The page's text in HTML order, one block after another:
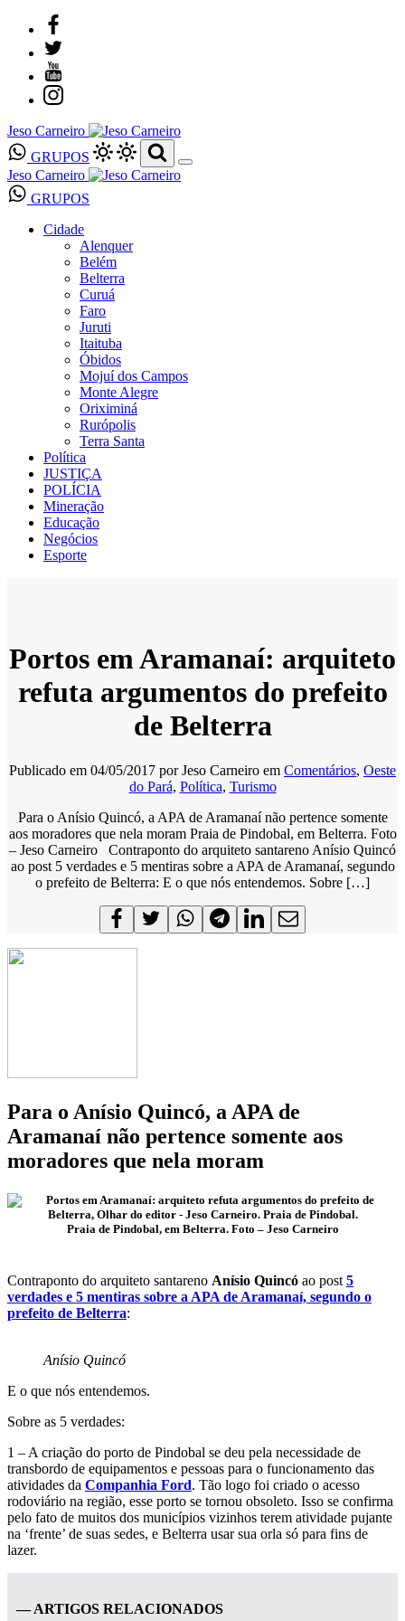
Jeso Carneiro
GRUPOS
Jeso Carneiro
GRUPOS
Cidade
Alenquer
Belém
Belterra
Curuá
Faro
Juruti
Itaituba
Óbidos
Mojuí dos Campos
Monte Alegre
Oriximiná
Rurópolis
Terra Santa
Política
JUSTIÇA
POLÍCIA
Mineração
Educação
Negócios
Esporte
Portos em Aramanaí: arquiteto
refuta argumentos do prefeito
de Belterra
Publicado em 04/05/2017 porJeso Carneiro em Comentários, Oeste
do Pará, Política, Turismo
Para o Anísio Quincó, a APA de Aramanaí não pertence somente
aos moradores que nela moram Praia de Pindobal, em Belterra. Foto
– Jeso Carneiro Contraponto do arquiteto santareno Anísio Quincó
ao post 5 verdades e 5 mentiras sobre a APA de Aramanaí, segundo
o prefeito de Belterra: E o que nós entendemos. Sobre […]
Para o Anísio Quincó, a APA de
Aramanaí não pertence somente aos
moradores que nela moram
Praia de Pindobal, em Belterra. Foto – Jeso Carneiro
Contraponto do arquiteto santareno Anísio Quincó ao post 5
verdades e 5 mentiras sobre a APA de Aramanaí, segundo o
prefeito de Belterra:
Anísio Quincó
E o que nós entendemos.
Sobre as 5 verdades:
1 – A criação do porto de Pindobal se deu pela necessidade de
transbordo de equipamentos e pessoas para o funcionamento das
atividades da Companhia Ford. Tão logo foi criado o acesso
rodoviário na região, esse porto se tornou obsoleto. Isso se confirma
pelo fato de muitos dos municípios vizinhos terem atividade pujante
na ‘frente’ de suas sedes, e Belterra usar sua orla só para fins de
lazer.
— ARTIGOS RELACIONADOS